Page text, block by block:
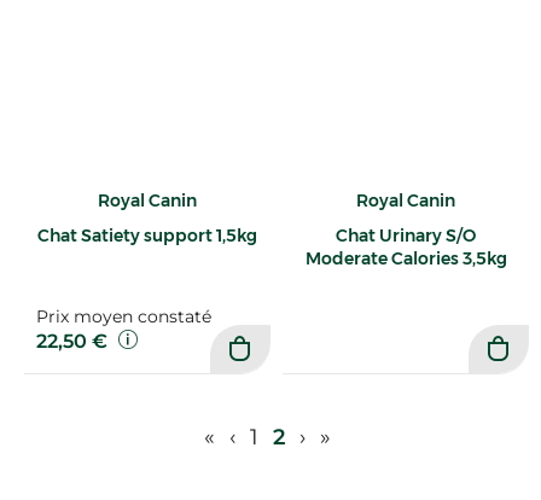
Royal Canin
Chat Satiety support 1,5kg
Prix moyen constaté
22,50 €
Royal Canin
Chat Urinary S/O
Moderate Calories 3,5kg
« ‹ 1 2 › »